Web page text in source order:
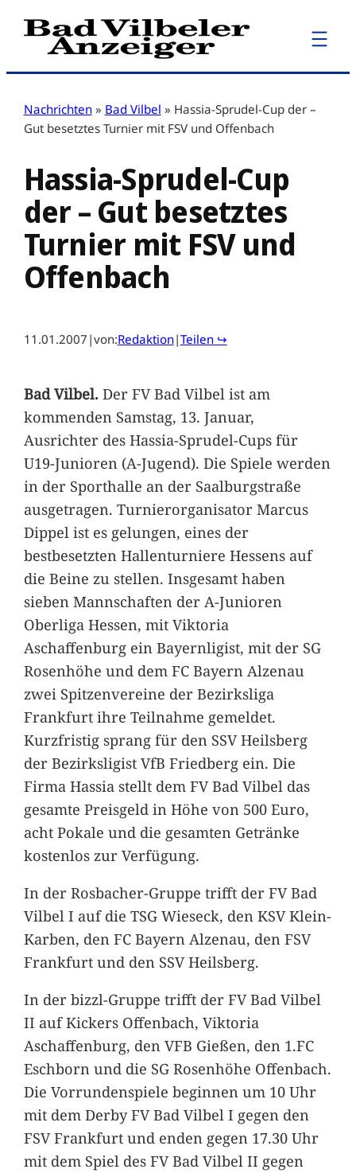
Zum
Inhalt
Nachrichten » Bad Vilbel » Hassia-Sprudel-Cup der –
Gut besetztes Turnier mit FSV und Offenbach
Hassia-Sprudel-Cup
der – Gut besetztes
Turnier mit FSV und
Offenbach
11.01.2007 |von:Redaktion|Teilen ↪
Bad Vilbel.Der FV Bad Vilbel ist am
kommenden Samstag, 13. Januar,
Ausrichter des Hassia-Sprudel-Cups für
U19-Junioren (A-Jugend). Die Spiele werden
in der Sporthalle an der Saalburgstraße
ausgetragen. Turnierorganisator Marcus
Dippel ist es gelungen, eines der
bestbesetzten Hallenturniere Hessens auf
die Beine zu stellen. Insgesamt haben
sieben Mannschaften der A-Junioren
Oberliga Hessen, mit Viktoria
Aschaffenburg ein Bayernligist, mit der SG
Rosenhöhe und dem FC Bayern Alzenau
zwei Spitzenvereine der Bezirksliga
Frankfurt ihre Teilnahme gemeldet.
Kurzfristig sprang für den SSV Heilsberg
der Bezirksligist VfB Friedberg ein. Die
Firma Hassia stellt dem FV Bad Vilbel das
gesamte Preisgeld in Höhe von 500 Euro,
acht Pokale und die gesamten Getränke
kostenlos zur Verfügung.
In der Rosbacher-Gruppe trifft der FV Bad
Vilbel I auf die TSG Wieseck, den KSV Klein-
Karben, den FC Bayern Alzenau, den FSV
Frankfurt und den SSV Heilsberg.
In der bizzl-Gruppe trifft der FV Bad Vilbel
II auf Kickers Offenbach, Viktoria
Aschaffenburg, den VFB Gießen, den 1.FC
Eschborn und die SG Rosenhöhe Offenbach.
Die Vorrundenspiele beginnen um 10 Uhr
mit dem Derby FV Bad Vilbel I gegen den
FSV Frankfurt und enden gegen 17.30 Uhr
mit dem Spiel des FV Bad Vilbel II gegen